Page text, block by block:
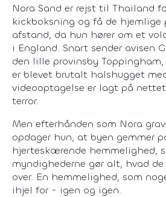
Nora Sand er rejst til Thailand
kickboksning og få de hjemlige
afstand, da hun hører om et
i England. Snart sender avisen
den lille provinsby
er blevet brutalt halshugget
videooptagelse er lagt på
terror.
Men efterhånden som Nora
opdager hun, at byen gemmer
hjerteskærende hemmelighed,
myndighederne gør alt, hvad
over. En hemmelighed, som
ihjel for - igen og igen.